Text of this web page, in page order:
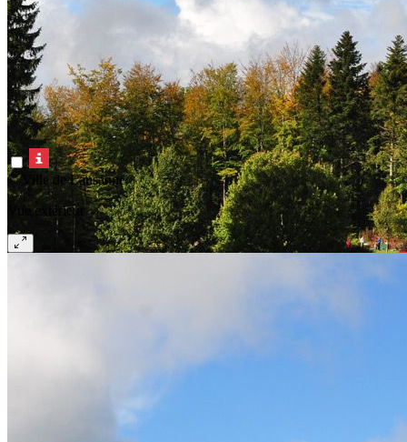
© Ville de Lausanne
Vue extérieur